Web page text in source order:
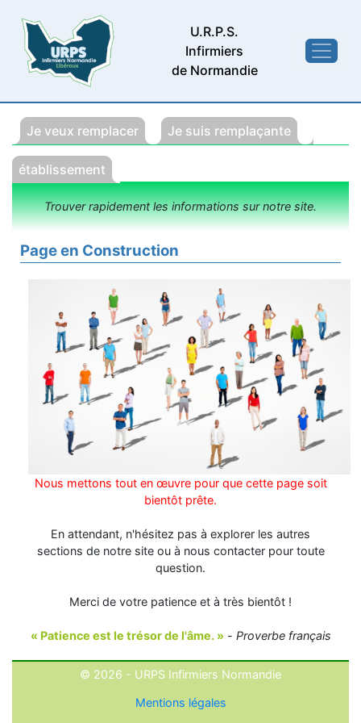
U.R.P.S.
Infirmiers
de Normandie
Je veux remplacer Je suis remplaçante
établissement
Trouver rapidement les informations sur notre site.
Page en Construction
Nous mettons tout en œuvre pour que cette page soit
bientôt prête.
En attendant, n'hésitez pas à explorer les autres
sections de notre site ou à nous contacter pour toute
question.
Merci de votre patience et à très bientôt !
« Patience est le trésor de l'âme. » - Proverbe français
© 2026 - URPS Infirmiers Normandie
Mentions légales